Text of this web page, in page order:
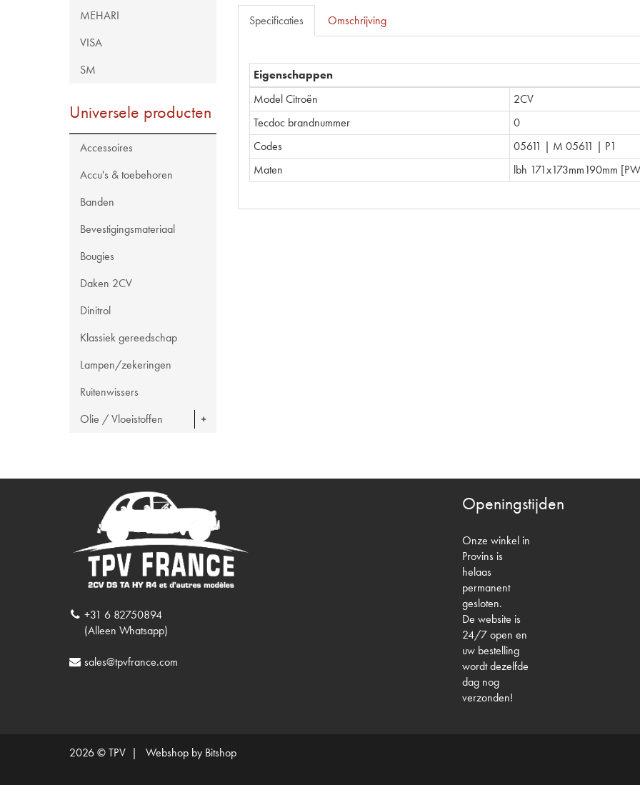
MEHARI
VISA
SM
Universele producten
Accessoires
Accu's & toebehoren
Banden
Bevestigingsmateriaal
Bougies
Daken 2CV
Dinitrol
Klassiek gereedschap
Lampen/zekeringen
Ruitenwissers
Olie / Vloeistoffen
Specificaties Omschrijving
Eigenschappen
Model Citroën
2CV
Tecdoc brandnummer
0
Codes
05611 | M 05611 | P1
Maten
lbh 171x173mm190mm
+31 6 82750894
(Alleen Whatsapp)
sales@tpvfrance.com
Openingstijden
Onze winkel in
Provins is
helaas
permanent
gesloten.
De website is
24/7 open en
uw bestelling
wordt dezelfde
dag nog
verzonden!
2026 © TPV | Webshop by Bitshop